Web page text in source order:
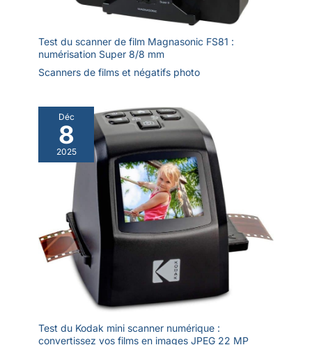
Test du scanner de film Magnasonic FS81 :
numérisation Super 8/8 mm
Scanners de films et négatifs photo
Déc
8
2025
Test du Kodak mini scanner numérique :
convertissez vos films en images JPEG 22 MP